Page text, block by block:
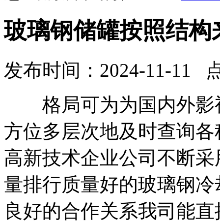
玻璃钢储罐按照结
发布时间：2024-11-11
格局可为为国内外影
方位多层次地及时查询
高新技术企业公司不断
量排行质量好的玻璃钢
良好的合作关系我司能